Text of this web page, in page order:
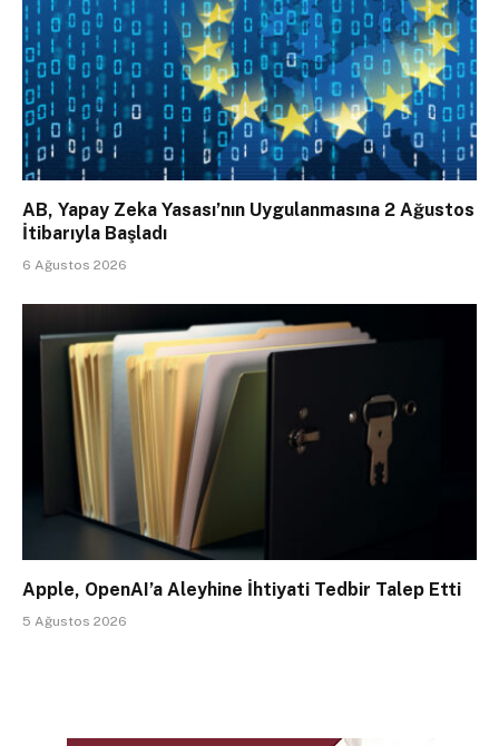
AB, Yapay Zeka Yasası’nın Uygulanmasına 2 Ağustos
İtibarıyla Başladı
6 Ağustos 2026
Apple, OpenAI’a Aleyhine İhtiyati Tedbir Talep Etti
5 Ağustos 2026